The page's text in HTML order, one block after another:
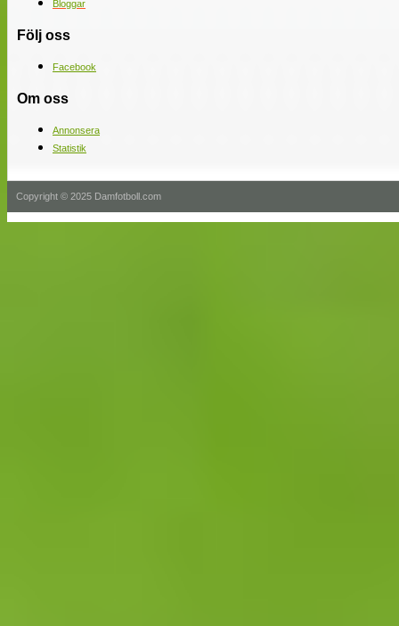
Bloggar
Följ oss
Facebook
Om oss
Annonsera
Statistik
Copyright © 2025 Damfotboll.com